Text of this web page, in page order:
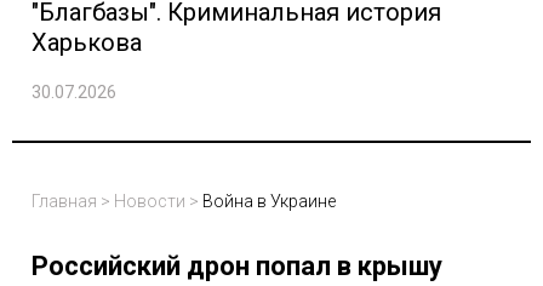
"Благбазы". Криминальная история
Харькова
30.07.2026
Главная > Новости > Война в Украине
Российский дрон попал в крышу